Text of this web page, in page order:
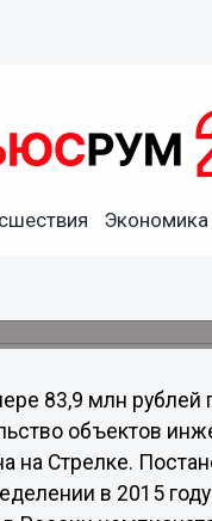
Экономика
для
83,9 млн рублей
объектов
на Стрелке.
в 2015